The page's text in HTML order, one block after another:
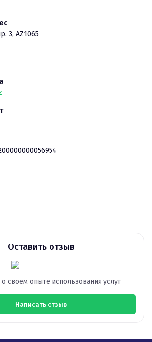
3, AZ1065
Оставить отзыв
своем опыте использования услуг
Написать отзыв